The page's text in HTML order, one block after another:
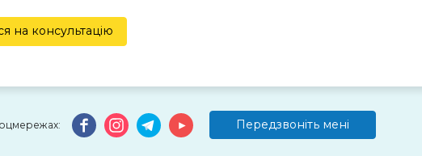
на консультацію
Передзвоніть мені